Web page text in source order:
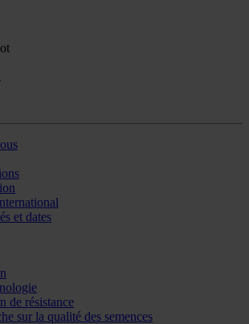
et dates
de résistance
sur la qualité des semences